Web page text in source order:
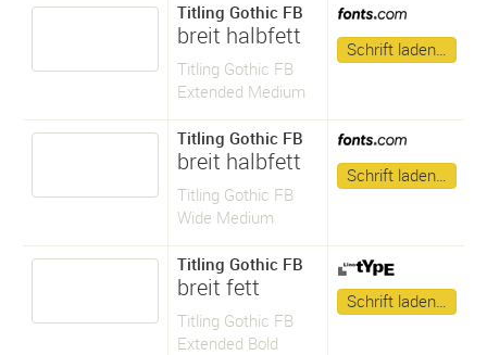
Titling Gothic FB
breit halbfett
Titling Gothic FB
Extended Medium
Schrift laden…
Titling Gothic FB
breit halbfett
Titling Gothic FB
Wide Medium
Schrift laden…
Titling Gothic FB
breit fett
Titling Gothic FB
Extended Bold
Schrift laden…